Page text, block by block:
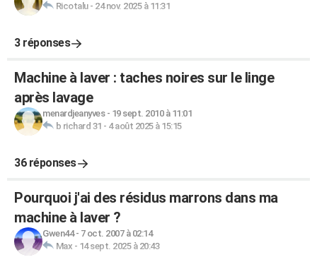
Ricotalu- 24 nov. 2025 à 11:31
3 réponses
Machine à laver : taches noires sur le linge
après lavage
menardjeanyves- 19 sept. 2010 à 11:01
b richard 31 - 4 août 2025 à 15:15
36 réponses
Pourquoi j'ai des résidus marrons dans ma
machine à laver ?
Gwen44- 7 oct. 2007 à 02:14
Max - 14 sept. 2025 à 20:43